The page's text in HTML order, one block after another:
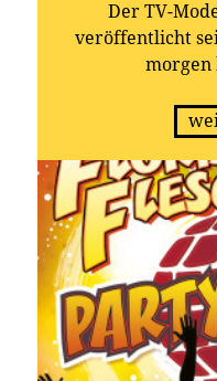
Der TV-
veröffentlicht
morgen